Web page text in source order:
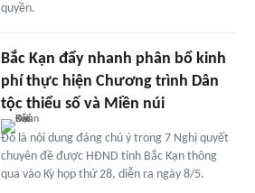
quyền.
Bắc Kạn đẩy nhanh phân bổ kinh
phí thực hiện Chương trình Dân
tộc thiểu số và Miền núi
Đó là nội dung đáng chú ý trong 7 Nghị quyết
chuyên đề được HĐND tỉnh Bắc Kạn thông
qua vào Kỳ họp thứ 28, diễn ra ngày 8/5.